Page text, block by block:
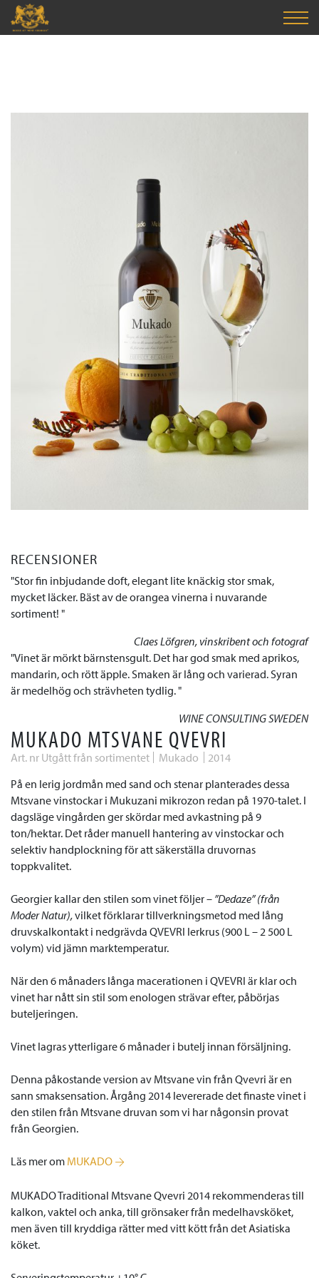
RECENSIONER
Stor fin inbjudande doft, elegant lite knäckig stor smak,
mycket läcker. Bäst av de orangea vinerna i nuvarande
sortiment!
Claes Löfgren, vinskribent och fotograf
Vinet är mörkt bärnstensgult. Det har god smak med aprikos,
mandarin, och rött äpple. Smaken är lång och varierad. Syran
är medelhög och strävheten tydlig.
WINE CONSULTING SWEDEN
MUKADO MTSVANE QVEVRI
Art. nr Utgått från sortimentet Mukado
2014
På en lerig jordmån med sand och stenar planterades dessa
Mtsvane vinstockar i Mukuzani mikrozon redan på 1970-talet. I
dagsläge vingården ger skördar med avkastning på 9
ton/hektar. Det råder manuell hantering av vinstockar och
selektiv handplockning för att säkerställa druvornas
toppkvalitet.
Georgier kallar den stilen som vinet följer – ”Dedaze” (från
Moder Natur),vilket förklarar tillverkningsmetod med lång
druvskalkontakt i nedgrävda QVEVRI lerkrus (900 L – 2 500 L
volym) vid jämn marktemperatur.
När den 6 månaders långa macerationen i QVEVRI är klar och
vinet har nått sin stil som enologen strävar efter, påbörjas
buteljeringen.
Vinet lagras ytterligare 6 månader i butelj innan försäljning.
Denna påkostande version av Mtsvane vin från Qvevri är en
sann smaksensation. Årgång 2014 levererade det finaste vinet i
den stilen från Mtsvane druvan som vi har någonsin provat
från Georgien.
Läs mer om MUKADO
MUKADO Traditional Mtsvane Qvevri 2014 rekommenderas till
kalkon, vaktel och anka, till grönsaker från medelhavsköket,
men även till kryddiga rätter med vitt kött från det Asiatiska
köket.